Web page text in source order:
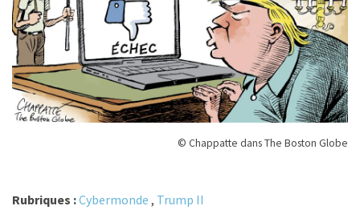
© Chappatte dans The Boston Globe
Rubriques :Cybermonde , Trump II